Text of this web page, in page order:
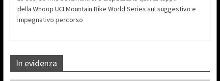
della Whoop UCI Mountain Bike World Series sul suggestivo e
impegnativo percorso
In evidenza